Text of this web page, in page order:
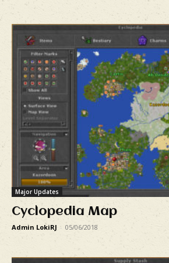
Major Updates
Cyclopedia Map
Admin LokiRJ - 05/06/2018